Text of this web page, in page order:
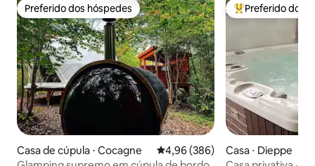
Preferido dos hóspedes
Preferido dos hóspedes
Casa de cúpula ⋅ Cocagne 4,96 de uma avaliação média de
4,96 (386)
Entre os
Preferido dos
Casa ⋅ Dieppe